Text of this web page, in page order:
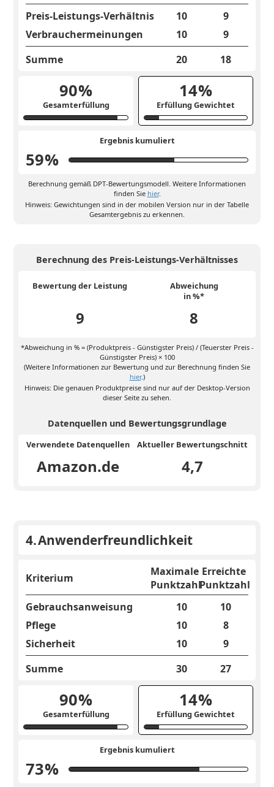
Preis-Leistungs-Verhältnis
10
9
Verbrauchermeinungen
10
9
Summe
20 18
90%
Gesamterfüllung
14%
Erfüllung Gewichtet
Ergebnis kumuliert
59%
Berechnung gemäß DPT-Bewertungsmodell. Weitere Informationen
finden Sie hier.
Hinweis: Gewichtungen sind in der mobilen Version nur in der Tabelle
Gesamtergebnis zu erkennen.
Berechnung des Preis-Leistungs-Verhältnisses
Bewertung der Leistung
Abweichung
in %*
9 8
*Abweichung in % = (Produktpreis - Günstigster Preis) / (Teuerster Preis -
Günstigster Preis) × 100
(Weitere Informationen zur Bewertung und zur Berechnung finden Sie
hier.)
Hinweis: Die genauen Produktpreise sind nur auf der Desktop-Version
dieser Seite zu sehen.
Datenquellen und Bewertungsgrundlage
Verwendete Datenquellen Aktueller Bewertungschnitt
Amazon.de 4,7
4.Anwenderfreundlichkeit
Kriterium
Maximale
Punktzahl
Erreichte
Punktzahl
Gebrauchsanweisung
10
10
Pflege
10
8
Sicherheit
10
9
Summe
30 27
90%
Gesamterfüllung
14%
Erfüllung Gewichtet
Ergebnis kumuliert
73%